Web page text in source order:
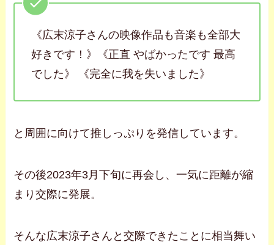
《広末涼子さんの映像作品も音楽も全部大
好きです！》《正直 やばかったです 最高
でした》 《完全に我を失いました》
と周囲に向けて推しっぷりを発信しています。
その後2023年3月下旬に再会し、一気に距離が縮
まり交際に発展。
そんな広末涼子さんと交際できたことに相当舞い